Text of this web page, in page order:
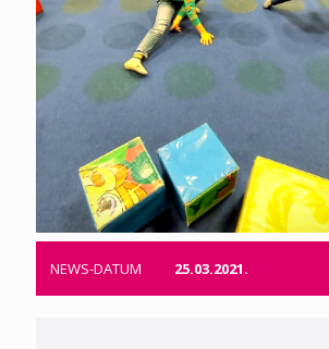
NEWS-DATUM 25.03.2021.